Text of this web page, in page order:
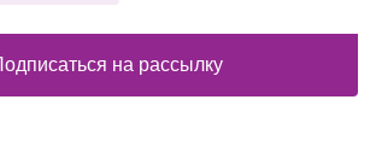
на рассылку